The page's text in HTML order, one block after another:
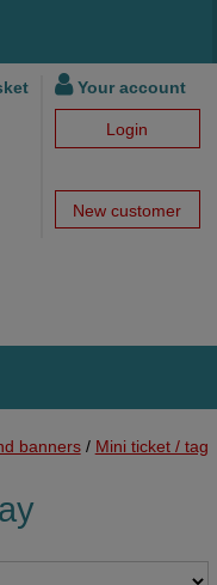
Your account
Login
New customer
banners/ Mini ticket / tag